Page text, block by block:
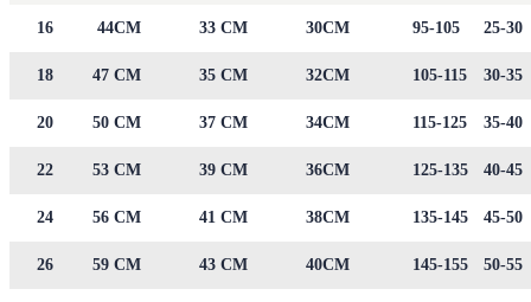
16 44CM 33 CM 30CM 95-105 25-30
18 47 CM 35 CM 32CM 105-115 30-35
20 50 CM 37 CM 34CM 115-125 35-40
22 53 CM 39 CM 36CM 125-135 40-45
24 56 CM 41 CM 38CM 135-145 45-50
26 59 CM 43 CM 40CM 145-155 50-55